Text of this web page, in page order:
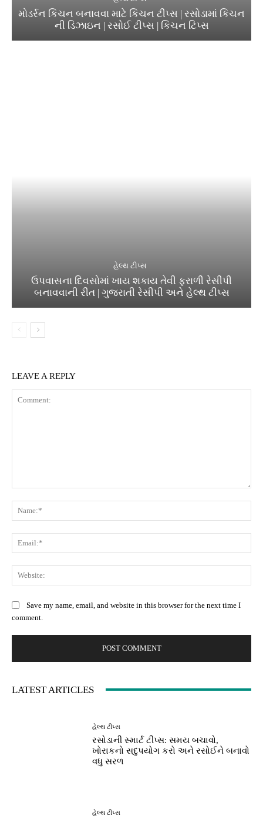
મોડર્રન કિચન બનાવવા માટે કિચન ટીપ્સ | રસોડામાં કિચન
ની ડિઝાઇન | રસોઈ ટીપ્સ | કિચન ટિપ્સ
હેલ્થ ટીપ્સ
ઉપવાસના દિવસોમાં ખાય શકાય તેવી ફરાળી રેસીપી
બનાવવાની રીત | ગુજરાતી રેસીપી અને હેલ્થ ટીપ્સ
LEAVE A REPLY
Save my name, email, and website in this browser for the next time I
comment.
LATEST ARTICLES
હેલ્થ ટીપ્સ
રસોડાની સ્માર્ટ ટીપ્સ: સમય બચાવો,
ખોરાકનો સદુપયોગ કરો અને રસોઈને બનાવો
વધુ સરળ
હેલ્થ ટીપ્સ